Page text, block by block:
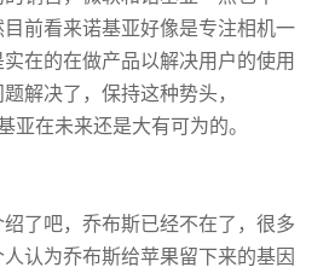
前看来诺基亚好像是专注相机一
在的在做产品以解决用户的使用
解决了，保持这种势头，
亚在未来还是大有可为的。
了吧，乔布斯已经不在了，很多
认为乔布斯给苹果留下来的基因